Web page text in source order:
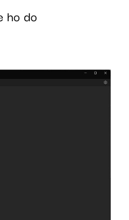
ho do